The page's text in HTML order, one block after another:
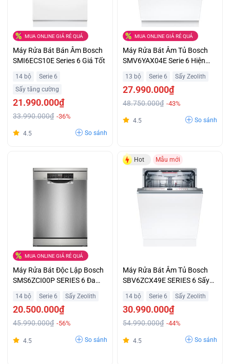
MUA ONLINE GIÁ RẺ QUÁ
Máy Rửa Bát Bán Âm Bosch
SMI6ECS10E Series 6 Giá Tốt
14 bộ
Serie 6
Sấy tăng cường
21.990.000₫
33.990.000₫ -36%
4.5 So sánh
MUA ONLINE GIÁ RẺ QUÁ
Máy Rửa Bát Âm Tủ Bosch
SMV6YAX04E Serie 6 Hiện
13 bộ Serie 6 Sấy Zeolith
27.990.000₫
48.750.000₫ -43%
4.5 So sánh
MUA ONLINE GIÁ RẺ QUÁ
Máy Rửa Bát Độc Lập Bosch
SMS6ZCI00P SERIES 6 Đa
14 bộ Serie 6 Sấy Zeolith
20.500.000₫
45.990.000₫ -56%
4.5 So sánh
Hot Mẫu mới
Máy Rửa Bát Âm Tủ Bosch
SBV6ZCX49E SERIES 6 Sấy
14 bộ Serie 6 Sấy Zeolith
30.990.000₫
54.990.000₫ -44%
4.5 So sánh